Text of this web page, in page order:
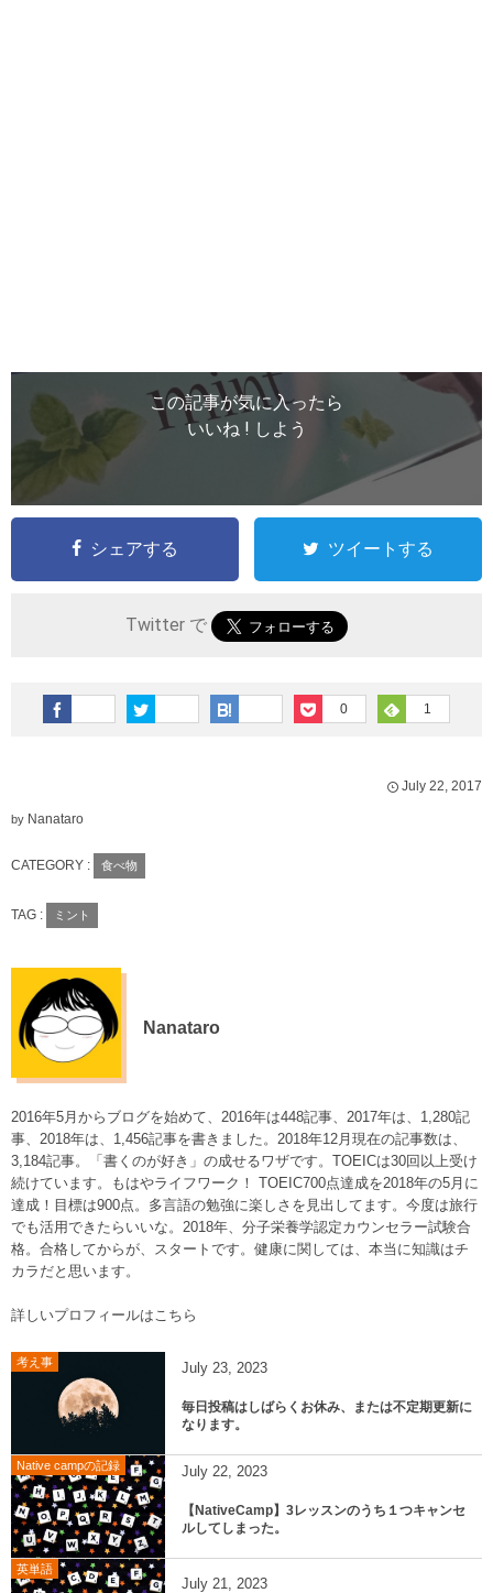
この記事が気に入ったら
いいね ! しよう
シェアする ツイートする
Twitter で
0 1
July 22 2017
by Nanataro
CATEGORY : 食べ物
TAG : ミント
Nanataro
2016年5月からブログを始めて、2016年は448記事、2017年は、1,280記
事、2018年は、1,456記事を書きました。2018年12月現在の記事数は、
3,184記事。「書くのが好き」の成せるワザです。TOEICは30回以上受け
続けています。もはやライフワーク！ TOEIC700点達成を2018年の5月に
達成！目標は900点。多言語の勉強に楽しさを見出してます。今度は旅行
でも活用できたらいいな。2018年、分子栄養学認定カウンセラー試験合
格。合格してからが、スタートです。健康に関しては、本当に知識はチ
カラだと思います。
詳しいプロフィールはこちら
考え事 July 23 2023
毎日投稿はしばらくお休み、または不定期更新に
なります。
Native campの記録 July 22 2023
【NativeCamp】3レッスンのうち１つキャンセ
ルしてしまった。
英単語
July 21 2023